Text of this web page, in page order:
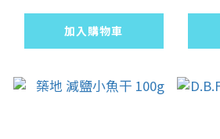
加入購物車